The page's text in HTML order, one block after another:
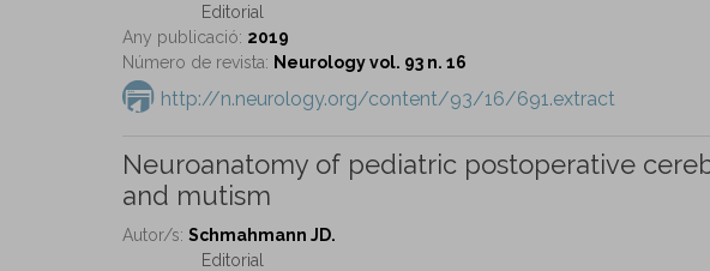
Editorial
Any publicació: 2019
Número de revista: Neurology vol. 93 n. 16
http://n.neurology.org/content/93/16/691.extract
Neuroanatomy of pediatric postoperative
and mutism
Autor/s: Schmahmann JD.
Editorial